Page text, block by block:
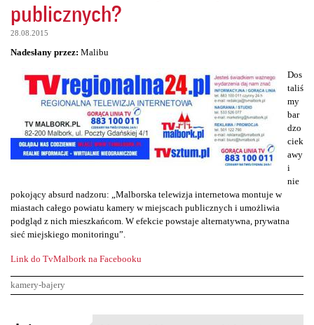
publicznych?
28.08.2015
Nadesłany przez: Malibu
Dos
taliś
my
bar
dzo
ciek
awy
i
nie
pokojący absurd nadzoru: „Malborska telewizja internetowa montuje w
miastach całego powiatu kamery w miejscach publicznych i umożliwia
podgląd z nich mieszkańcom. W efekcie powstaje alternatywna, prywatna
sieć miejskiego monitoringu”.
Link do TvMalbork na Facebooku
kamery-bajery